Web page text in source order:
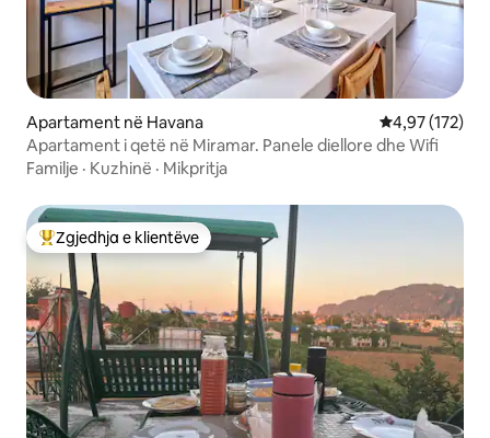
Apartament në Havana Vlerësimi
4,97 (172)
Apartament i qetë në Miramar. Panele diellore dhe Wifi
Familje · Kuzhinë · Mikpritja
Më të mirat e zgjedhjeve të klientëve
Zgjedhja e klientëve